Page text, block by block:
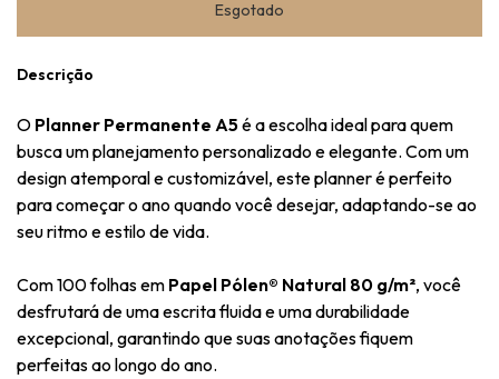
Descrição
O Planner Permanente A5 é a escolha ideal para quem
busca um planejamento personalizado e elegante. Com um
design atemporal e customizável, este planner é perfeito
para começar o ano quando você desejar, adaptando-se ao
seu ritmo e estilo de vida.
Com 100 folhas em Papel Pólen® Natural 80 g/m², você
desfrutará de uma escrita fluida e uma durabilidade
excepcional, garantindo que suas anotações fiquem
perfeitas ao longo do ano.